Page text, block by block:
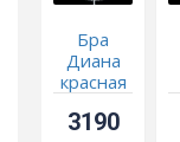
Бра
Диана
красная
3190